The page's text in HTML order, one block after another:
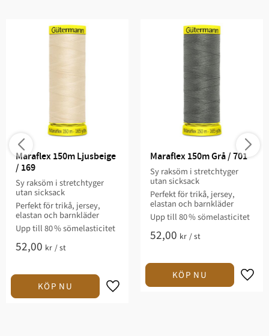
Maraflex 150m Ljusbeige
/ 169
Sy raksöm i stretchtyger
utan sicksack
Perfekt för trikå, jersey,
elastan och barnkläder
Upp till 80 % sömelasticitet
52,00 kr /st
Maraflex 150m Grå / 701
Sy raksöm i stretchtyger
utan sicksack
Perfekt för trikå, jersey,
elastan och barnkläder
Upp till 80 % sömelasticitet
52,00 kr /st